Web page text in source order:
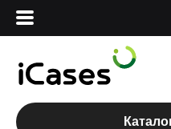
Вход
Сервисный центр
О магазине